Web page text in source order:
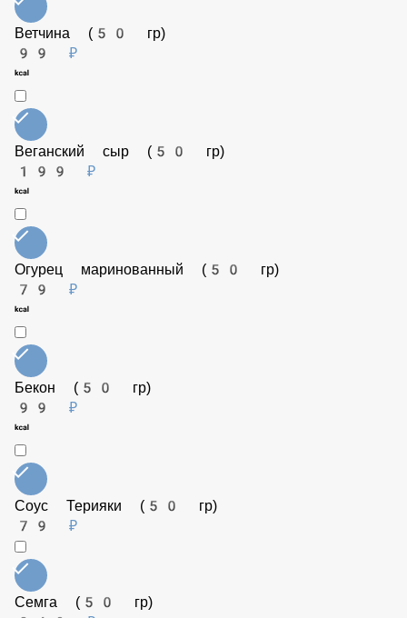
Ананас (50 гр)
79 ₽
Ветчина (50 гр)
99 ₽
Веганский сыр (50 гр)
199 ₽
Огурец маринованный (50 гр)